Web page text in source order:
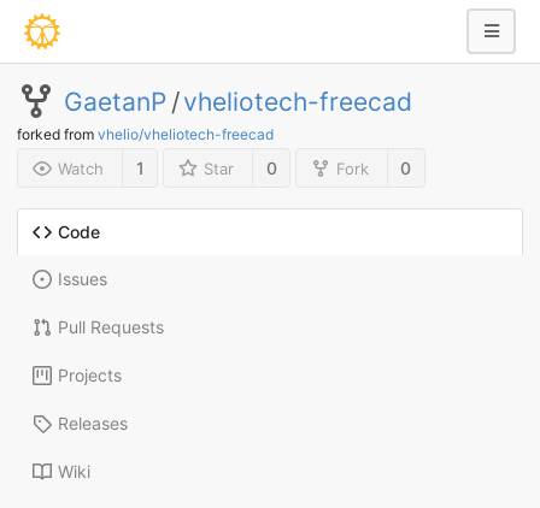
GaetanP /vheliotech-freecad
forked from vhelio/vheliotech-freecad
Watch 1 Star 0 Fork 0
Code
Issues
Pull Requests
Projects
Releases
Wiki